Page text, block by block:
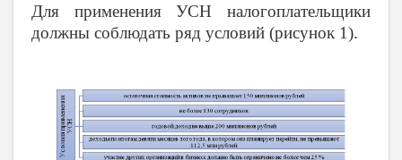
Для применения УСН налогоплательщики
должны соблюдать ряд условий (рисунок 1).